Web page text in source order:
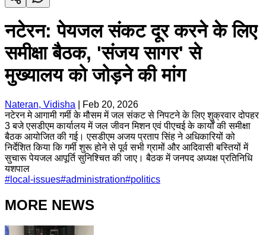
नटेरन: पेयजल संकट दूर करने के लिए
समीक्षा बैठक, 'संजय सागर' से
मुख्यालय को जोड़ने की मांग
Nateran, Vidisha
Feb 20, 2026
नटेरन मे आगामी गर्मी के मौसम में जल संकट से निपटने के लिए शुक्रवार दोपहर
3 बजे एसडीएम कार्यालय में जल जीवन मिशन एवं पीएचई के कार्यों की समीक्षा
बैठक आयोजित की गई। एसडीएम अजय प्रताप सिंह ने अधिकारियों को
निर्देशित किया कि गर्मी शुरू होने से पूर्व सभी ग्रामों और आदिवासी बस्तियों में
सुचारू पेयजल आपूर्ति सुनिश्चित की जाए। बैठक में जनपद अध्यक्ष प्रतिनिधि
यशपाल
# local-issues#administration#politics
MORE NEWS